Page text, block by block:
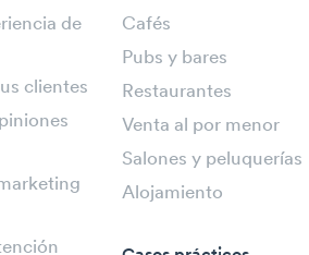
de
clientes
Cafés
Pubs y bares
Restaurantes
Venta al por menor
Salones y peluquerías
Alojamiento